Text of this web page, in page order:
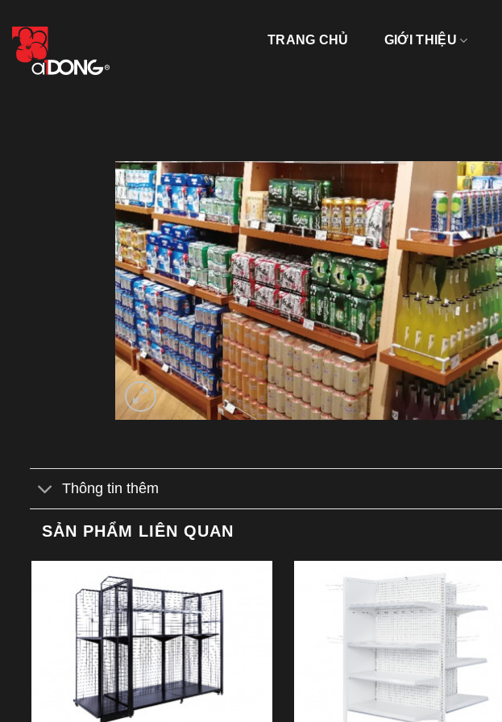
content
TRANG CHỦ GIỚI THIỆU
Thông tin thêm
SẢN PHẨM LIÊN QUAN